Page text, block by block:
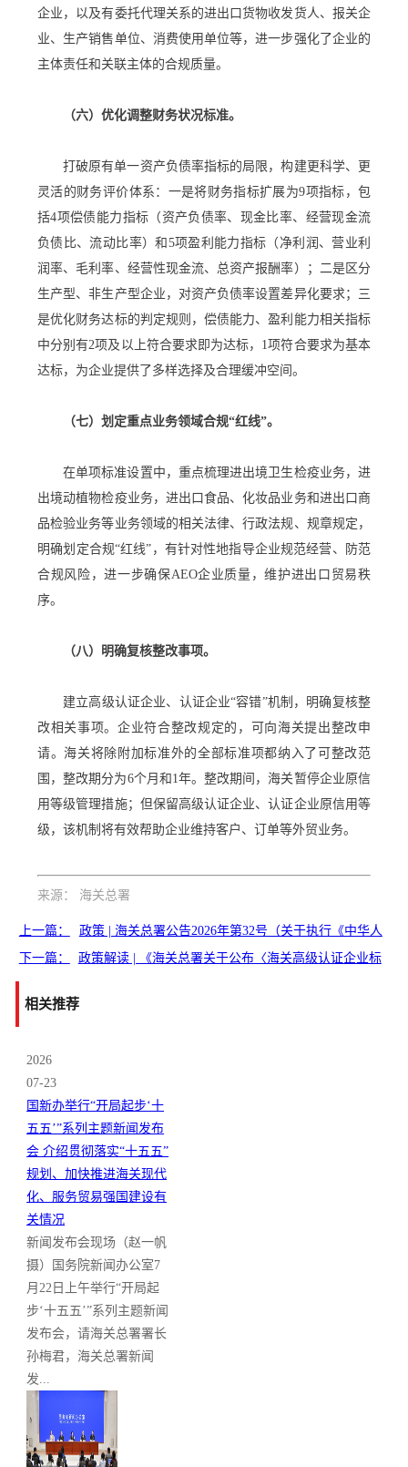
企业，以及有委托代理关系的进出口货物收发货人、报关企
业、生产销售单位、消费使用单位等，进一步强化了企业的
主体责任和关联主体的合规质量。
（六）优化调整财务状况标准。
打破原有单一资产负债率指标的局限，构建更科学、更
灵活的财务评价体系：一是将财务指标扩展为9项指标，包
括4项偿债能力指标（资产负债率、现金比率、经营现金流
负债比、流动比率）和5项盈利能力指标（净利润、营业利
润率、毛利率、经营性现金流、总资产报酬率）；二是区分
生产型、非生产型企业，对资产负债率设置差异化要求；三
是优化财务达标的判定规则，偿债能力、盈利能力相关指标
中分别有2项及以上符合要求即为达标，1项符合要求为基本
达标，为企业提供了多样选择及合理缓冲空间。
（七）划定重点业务领域合规“红线”。
在单项标准设置中，重点梳理进出境卫生检疫业务，进
出境动植物检疫业务，进出口食品、化妆品业务和进出口商
品检验业务等业务领域的相关法律、行政法规、规章规定，
明确划定合规“红线”，有针对性地指导企业规范经营、防范
合规风险，进一步确保AEO企业质量，维护进出口贸易秩
序。
（八）明确复核整改事项。
建立高级认证企业、认证企业“容错”机制，明确复核整
改相关事项。企业符合整改规定的，可向海关提出整改申
请。海关将除附加标准外的全部标准项都纳入了可整改范
围，整改期分为6个月和1年。整改期间，海关暂停企业原信
用等级管理措施；但保留高级认证企业、认证企业原信用等
级，该机制将有效帮助企业维持客户、订单等外贸业务。
来源： 海关总署
上一篇：
政策 | 海关总署公告2026年第32号（关于执行《中华人
民...
下一篇：
政策解读 | 《海关总署关于公布〈海关高级认证企业标
准〉〈海...
相关推荐
2026
07-23
国新办举行“开局起步‘十
五五’”系列主题新闻发布
会 介绍贯彻落实“十五五”
规划、加快推进海关现代
化、服务贸易强国建设有
关情况
新闻发布会现场（赵一帆
摄）国务院新闻办公室7
月22日上午举行“开局起
步‘十五五’”系列主题新闻
发布会，请海关总署署长
孙梅君，海关总署新闻
发...